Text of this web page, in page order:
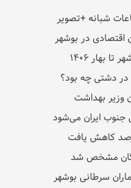
شبانه +تصویر
در بوشهر
۱۴۰۶
دشتی چه بود؟
بهداشت
ایران می‌شود
مشخص شد
سرطانی بوشهر